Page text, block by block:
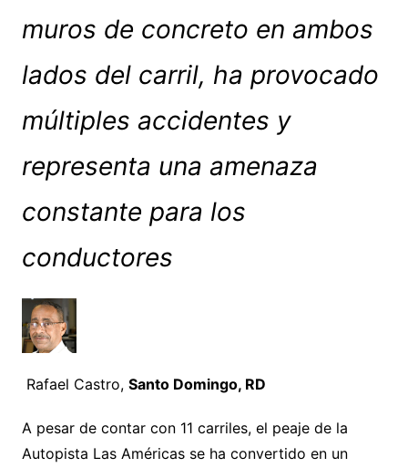
muros de concreto en ambos
lados del carril, ha provocado
múltiples accidentes y
representa una amenaza
constante para los
conductores
Rafael Castro, Santo Domingo, RD
A pesar de contar con 11 carriles, el peaje de la
Autopista Las Américas se ha convertido en un